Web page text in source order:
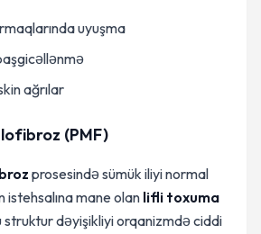
uyuşma
ağrılar
(PMF)
prosesində sümük iliyi normal
istehsalına mane olan lifli toxuma
struktur dəyişikliyi orqanizmdə ciddi